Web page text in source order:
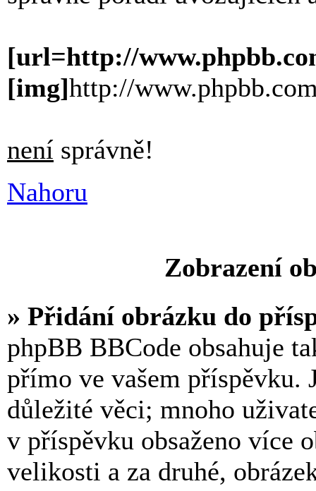
[url=http://
[img]http://
není správně!
Nahoru
Zobrazení
» Přidání obrázku do
phpBB BBCode obsahuje
přímo ve vašem příspěvku.
důležité věci; mnoho
v příspěvku obsaženo více
velikosti a za druhé,